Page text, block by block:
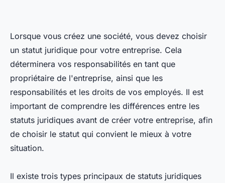
Lorsque vous créez une société, vous devez choisir
un statut juridique pour votre entreprise. Cela
déterminera vos responsabilités en tant que
propriétaire de l'entreprise, ainsi que les
responsabilités et les droits de vos employés. Il est
important de comprendre les différences entre les
statuts juridiques avant de créer votre entreprise, afin
de choisir le statut qui convient le mieux à votre
situation.
Il existe trois types principaux de statuts juridiques